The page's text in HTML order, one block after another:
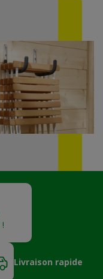
!
Livraison rapide